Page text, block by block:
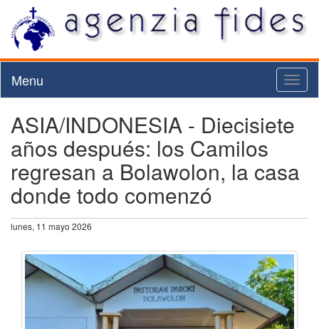
Menu
ASIA/INDONESIA - Diecisiete
años después: los Camilos
regresan a Bolawolon, la casa
donde todo comenzó
lunes, 11 mayo 2026